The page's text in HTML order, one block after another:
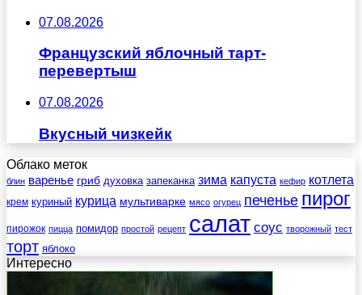
07.08.2026
Французский яблочный тарт-
перевертыш
07.08.2026
Вкусный чизкейк
Облако меток
блин варенье гриб духовка запеканка зима капуста кефир котлета
крем куриный курица мультиварке мясо огурец печенье пирог
пирожок пицца помидор простой рецепт салат соус творожный тест
торт яблоко
Интересно